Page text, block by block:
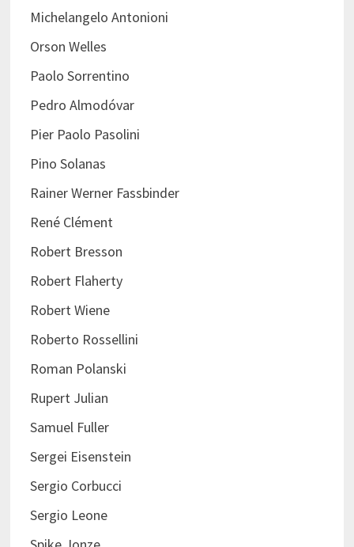
Michelangelo Antonioni
Orson Welles
Paolo Sorrentino
Pedro Almodóvar
Pier Paolo Pasolini
Pino Solanas
Rainer Werner Fassbinder
René Clément
Robert Bresson
Robert Flaherty
Robert Wiene
Roberto Rossellini
Roman Polanski
Rupert Julian
Samuel Fuller
Sergei Eisenstein
Sergio Corbucci
Sergio Leone